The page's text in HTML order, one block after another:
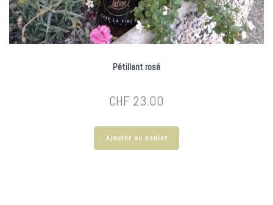
Pétillant rosé
CHF 23.00
Ajouter au panier